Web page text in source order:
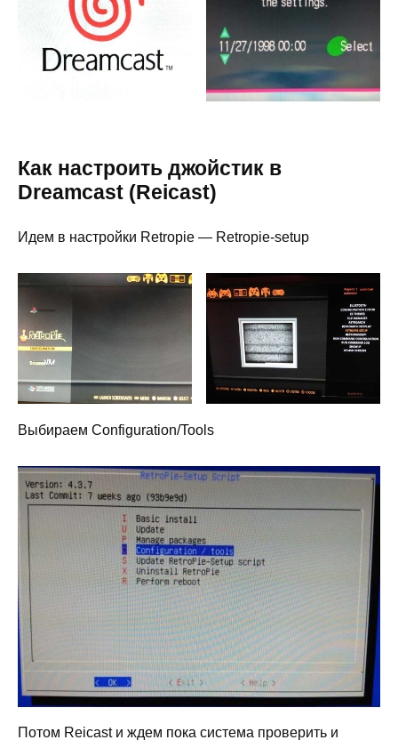
Как настроить джойстик в
Dreamcast (Reicast)
Идем в настройки Retropie — Retropie-setup
Выбираем Configuration/Tools
Потом Reicast и ждем пока система проверить и